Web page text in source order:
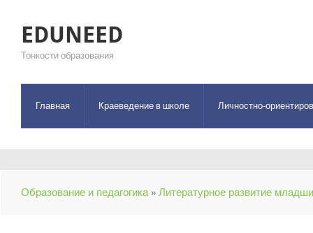
EDUNEED
Тонкости образования
Главная Краеведение в школе Личностно-
Образование и педагогика» Литературное развитие